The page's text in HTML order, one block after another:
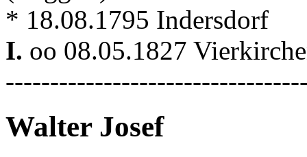
* 18.08.1795 Indersdorf
I. oo 08.05.1827
Walter Josef